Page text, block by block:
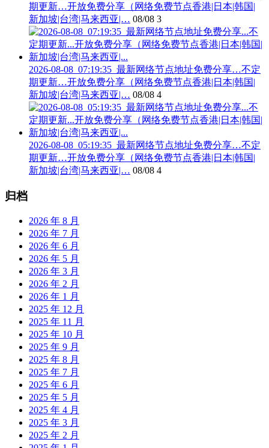
期更新…开放免费分享（网络免费节点香港|日本|韩国|
新加坡|台湾|马来西亚|… 08/08 3
2026-08-08_07:19:35_最新网络节点地址免费分享…不定
期更新…开放免费分享（网络免费节点香港|日本|韩国|
新加坡|台湾|马来西亚|… 08/08 4
2026-08-08_05:19:35_最新网络节点地址免费分享…不定
期更新…开放免费分享（网络免费节点香港|日本|韩国|
新加坡|台湾|马来西亚|… 08/08 4
归档
2026 年 8 月
2026 年 7 月
2026 年 6 月
2026 年 5 月
2026 年 3 月
2026 年 2 月
2026 年 1 月
2025 年 12 月
2025 年 11 月
2025 年 10 月
2025 年 9 月
2025 年 8 月
2025 年 7 月
2025 年 6 月
2025 年 5 月
2025 年 4 月
2025 年 3 月
2025 年 2 月